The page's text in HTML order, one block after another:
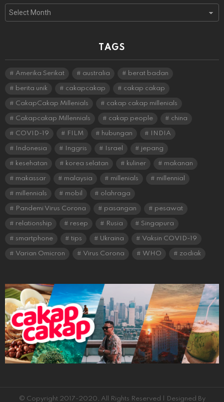
TAGS
Amerika Serikat australia berat badan
berita unik cakapcakap cakap cakap
CakapCakap Millenials cakap cakap millenials
Cakapcakap Millennials cakap people china
COVID-19 FILM hubungan INDIA
Indonesia Inggris Israel jepang
kesehatan korea selatan kuliner makanan
makassar malaysia millenials millennial
millennials mobil olahraga
Pandemi Virus Corona pasangan pesawat
relationship resep Rusia Singapura
smartphone tips Ukraina Vaksin COVID-19
Varian Omicron Virus Corona WHO zodiak
© Copyright 2017-2020, All Rights Reserved | Designed By